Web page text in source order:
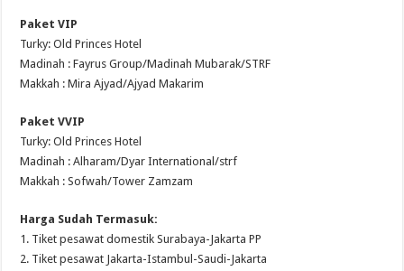
Paket VIP
Turky: Old Princes Hotel
Madinah : Fayrus Group/Madinah Mubarak/STRF
Makkah : Mira Ajyad/Ajyad Makarim
Paket VVIP
Turky: Old Princes Hotel
Madinah : Alharam/Dyar International/strf
Makkah : Sofwah/Tower Zamzam
Harga Sudah Termasuk:
1. Tiket pesawat domestik Surabaya-Jakarta PP
2. Tiket pesawat Jakarta-Istambul-Saudi-Jakarta